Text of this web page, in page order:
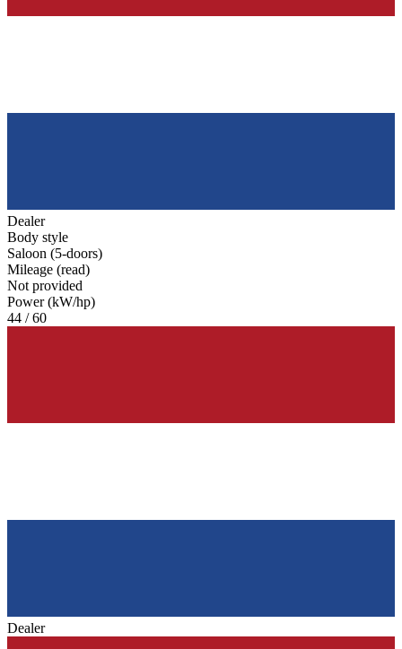
Dealer
Body style
Saloon (5-doors)
Mileage (read)
Not provided
Power (kW/hp)
44 / 60
Dealer